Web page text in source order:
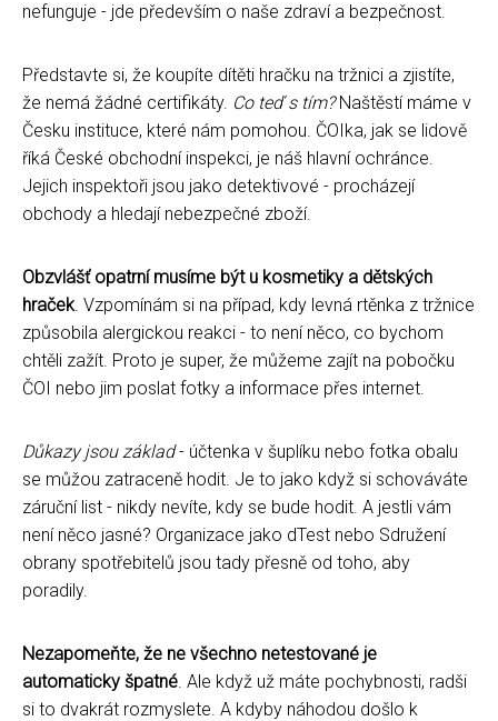
nefunguje - jde především o naše zdraví a bezpečnost.
Představte si, že koupíte dítěti hračku na tržnici a zjistíte,
že nemá žádné certifikáty. Co teď s tím?Naštěstí máme v
Česku instituce, které nám pomohou. ČOIka, jak se lidově
říká České obchodní inspekci, je náš hlavní ochránce.
Jejich inspektoři jsou jako detektivové - procházejí
obchody a hledají nebezpečné zboží.
Obzvlášť opatrní musíme být u kosmetiky a dětských
hraček. Vzpomínám si na případ, kdy levná rtěnka z tržnice
způsobila alergickou reakci - to není něco, co bychom
chtěli zažít. Proto je super, že můžeme zajít na pobočku
ČOI nebo jim poslat fotky a informace přes internet.
Důkazy jsou základ- účtenka v šuplíku nebo fotka obalu
se můžou zatraceně hodit. Je to jako když si schováváte
záruční list - nikdy nevíte, kdy se bude hodit. A jestli vám
není něco jasné? Organizace jako dTest nebo Sdružení
obrany spotřebitelů jsou tady přesně od toho, aby
poradily.
Nezapomeňte, že ne všechno netestované je
automaticky špatné. Ale když už máte pochybnosti, radši
si to dvakrát rozmyslete. A kdyby náhodou došlo k